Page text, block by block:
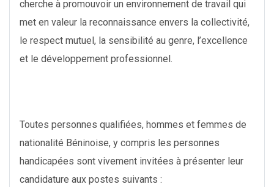
cherche à promouvoir un environnement de travail qui
met en valeur la reconnaissance envers la collectivité,
le respect mutuel, la sensibilité au genre, l’excellence
et le développement professionnel.
Toutes personnes qualifiées, hommes et femmes de
nationalité Béninoise, y compris les personnes
handicapées sont vivement invitées à présenter leur
candidature aux postes suivants :